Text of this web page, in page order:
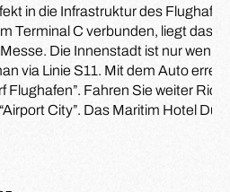
in die Infrastruktur des
Terminal C verbunden, liegt das
Die Innenstadt ist nur
via Linie S11. Mit dem Auto
Fahren Sie weiter
City”. Das Maritim Hotel